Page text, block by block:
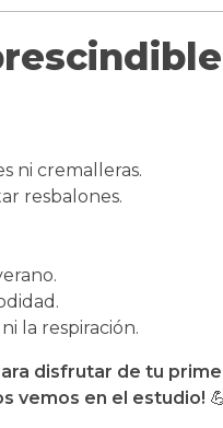
ni cremalleras.
resbalones.
la respiración.
disfrutar de tu
vemos en el estudio!